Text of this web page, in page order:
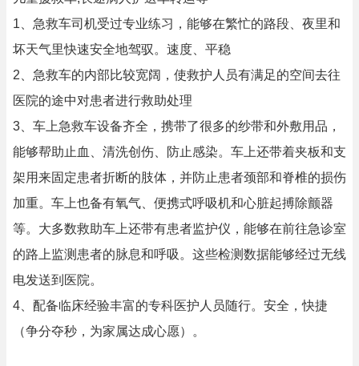
1、急救车司机受过专业练习，能够在繁忙的路段、夜里和
坏天气里快速安全地驾驭。速度、平稳
2、急救车的内部比较宽阔，使救护人员有满足的空间去往
医院的途中对患者进行救助处理
3、车上急救车设备齐全，携带了很多的纱带和外敷用品，
能够帮助止血、清洗创伤、防止感染。车上还带着夹板和支
架用来固定患者折断的肢体，并防止患者颈部和脊椎的损伤
加重。车上也备有氧气、便携式呼吸机和心脏起搏除颤器
等。大多数救助车上还带有患者监护仪，能够在前往急诊室
的路上监测患者的脉息和呼吸。这些检测数据能够经过无线
电发送到医院。
4、配备临床经验丰富的专科医护人员随行。安全，快捷
（争分夺秒，为家属达成心愿）。